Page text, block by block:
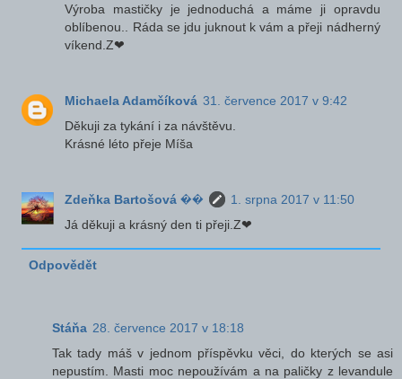
Výroba mastičky je jednoduchá a máme ji opravdu
oblíbenou.. Ráda se jdu juknout k vám a přeji nádherný
víkend.Z❤
Michaela Adamčíková 31. července 2017 v 9:42
Děkuji za tykání i za návštěvu.
Krásné léto přeje Míša
Zdeňka Bartošová ��
1. srpna 2017 v 11:50
Já děkuji a krásný den ti přeji.Z❤
Odpovědět
Stáňa 28. července 2017 v 18:18
Tak tady máš v jednom příspěvku věci, do kterých se asi
nepustím. Masti moc nepoužívám a na paličky z levandule